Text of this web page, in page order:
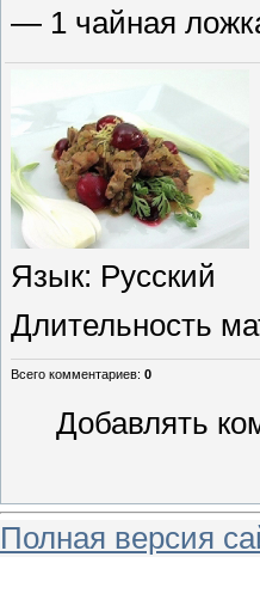
— 1 чайная
Язык: Русский
Длительность
Всего комментариев: 0
Добавлять
Полная версия